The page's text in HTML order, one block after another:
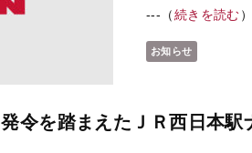
---（続きを読む
お知らせ
発令を踏まえたＪＲ西日本